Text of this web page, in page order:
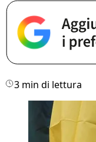
3 min di lettura